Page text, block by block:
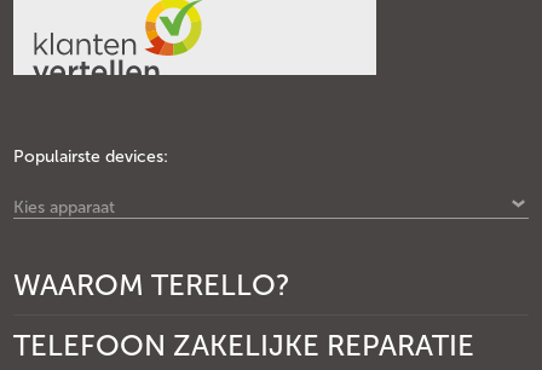
Populairste devices:
Kies apparaat
WAAROM TERELLO?
TELEFOON ZAKELIJKE REPARATIE